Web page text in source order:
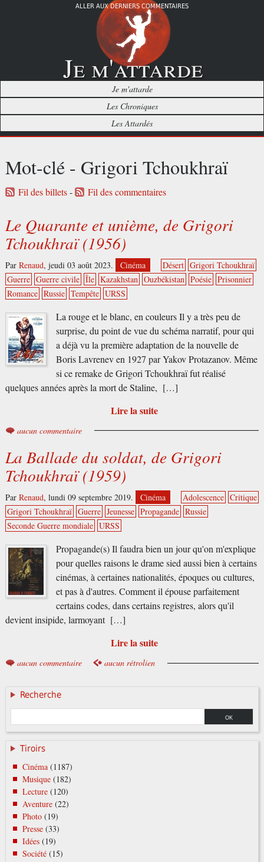
ALLER AUX DERNIERS COMMENTAIRES
Je m'attarde
Je m'attarde
Les Chroniques
Les Attardés
Mot-clé - Grigori Tchoukhraï
Fil des billets- Fil des commentaires
Le Quarante et unième, de Grigori
Tchoukhraï (1956)
Par Renaud, jeudi 03 août 2023. Cinéma Désert Grigori Tchoukhraï
Guerre Guerre civile Île Kazakhstan Ouzbékistan Poésie Prisonnier
Romance Russie Tempête URSS
La rouge et le blanc, en couleurs Il y a très peu de
surprise, du point de vue du schéma narratif, pour qui
a déjà vu la première adaptation de la nouvelle de
Boris Lavrenev en 1927 par Yakov Protazanov. Même
si ce remake de Grigori Tchoukhraï fut réalisé
quelques années après la mort de Staline, […]
Lire la suite
aucun commentaire
La Ballade du soldat, de Grigori
Tchoukhraï (1959)
Par Renaud, lundi 09 septembre 2019. Cinéma Adolescence Critique
Grigori Tchoukhraï Guerre Jeunesse Propagande Russie
Seconde Guerre mondiale URSS
Propagande(s) Il faudra bien un jour qu'on m'explique
pour quelles raisons le drame sied aussi bien à certains
cinémas, à certaines nationalités, époques ou cultures,
et pas à d'autres. Comment il épouse parfaitement
certains codes, dans certains registres, alors qu'il
devient insipide, larmoyant […]
Lire la suite
aucun commentaire aucun rétrolien
Recherche
Tiroirs
Cinéma (1187)
Musique (182)
Lecture (120)
Aventure (22)
Photo (19)
Presse (33)
Idées (19)
Société (15)